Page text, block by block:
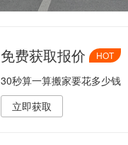
免费获取报价 HOT
30秒算一算搬家要花多少钱
立即获取